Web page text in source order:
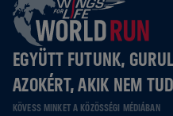
EGYÜTT FUTUNK,
AZOKÉRT, AKIK NEM
KÖVESS MINKET A KÖZÖSSÉGI MÉDIÁBAN